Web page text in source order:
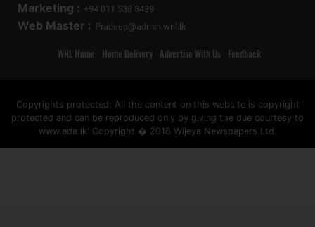
Marketing : +94 011 538 3439
Web Master : Pradeep@admin.wnl.lk
WNL Home Home Delivery Advertise With Us Feedback
Copyrights protected: All the content on this website is copyright
protected and can be reproduced only by giving the due courtesy to
www.ada.lk' Copyright � 2018 Wijeya Newspapers Ltd.